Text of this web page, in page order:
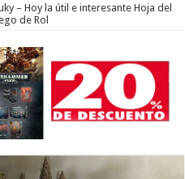
– Hoy la útil e interesante Hoja del
de Rol